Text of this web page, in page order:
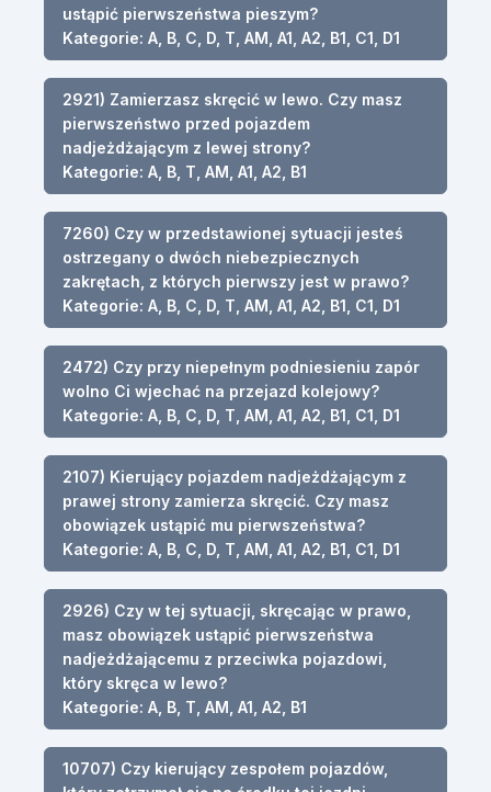
ustąpić pierwszeństwa pieszym?
Kategorie: A, B, C, D, T, AM, A1, A2, B1, C1, D1
2921) Zamierzasz skręcić w lewo. Czy masz
pierwszeństwo przed pojazdem
nadjeżdżającym z lewej strony?
Kategorie: A, B, T, AM, A1, A2, B1
7260) Czy w przedstawionej sytuacji jesteś
ostrzegany o dwóch niebezpiecznych
zakrętach, z których pierwszy jest w prawo?
Kategorie: A, B, C, D, T, AM, A1, A2, B1, C1, D1
2472) Czy przy niepełnym podniesieniu zapór
wolno Ci wjechać na przejazd kolejowy?
Kategorie: A, B, C, D, T, AM, A1, A2, B1, C1, D1
2107) Kierujący pojazdem nadjeżdżającym z
prawej strony zamierza skręcić. Czy masz
obowiązek ustąpić mu pierwszeństwa?
Kategorie: A, B, C, D, T, AM, A1, A2, B1, C1, D1
2926) Czy w tej sytuacji, skręcając w prawo,
masz obowiązek ustąpić pierwszeństwa
nadjeżdżającemu z przeciwka pojazdowi,
który skręca w lewo?
Kategorie: A, B, T, AM, A1, A2, B1
10707) Czy kierujący zespołem pojazdów,